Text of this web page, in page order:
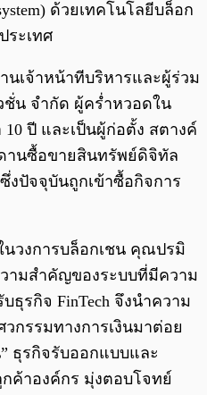
ด้วยเทคโนโลยีบล็อก
ระเทศ
นเจ้าหน้าทีบริหารและผู้ร่วม
ชั่น จำกัด ผู้คร่ำหวอดใน
ปี และเป็นผู้ก่อตั้ง สตางค์
านซื้อขายสินทรัพย์ดิจิทัล
งปัจจุบันถูกเข้าซื้อกิจการ
นวงการบล็อกเชน คุณปรมิ
ามสำคัญของระบบที่มีความ
ธุรกิจ FinTech จึงนำความ
กรรมทางการเงินมาต่อย
ธุรกิจรับออกแบบและ
ค้าองค์กร มุ่งตอบโจทย์